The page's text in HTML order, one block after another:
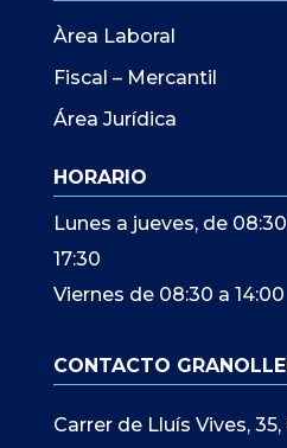
Àrea Laboral
Fiscal – Mercantil
Área Jurídica
HORARIO
Lunes a jueves, de
17:30
Viernes de 08:30 a 14:00
CONTACTO
Carrer de Lluís Vives,